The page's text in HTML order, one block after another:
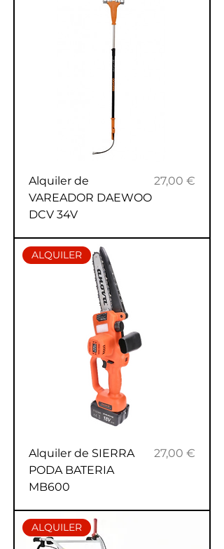
Alquiler de
VAREADOR DAEWOO
DCV 34V
Precio
27,00 €
ALQUILER
Alquiler de SIERRA
PODA BATERIA
MB600
Precio
27,00 €
ALQUILER